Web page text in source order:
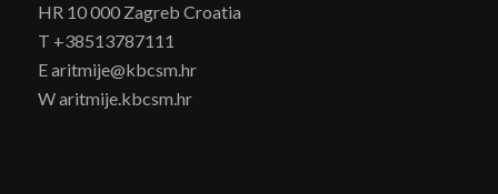
HR 10 000 Zagreb Croatia
T +38513787111
E aritmije@kbcsm.hr
W aritmije.kbcsm.hr